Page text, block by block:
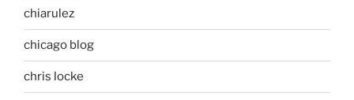
chiarulez
chicago blog
chris locke